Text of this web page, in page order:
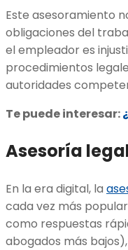
Este asesoramiento
obligaciones del
el empleador es
procedimientos
autoridades
Te puede interesar:
Asesoría
En la era digital, la
cada vez más
como respuestas
abogados más